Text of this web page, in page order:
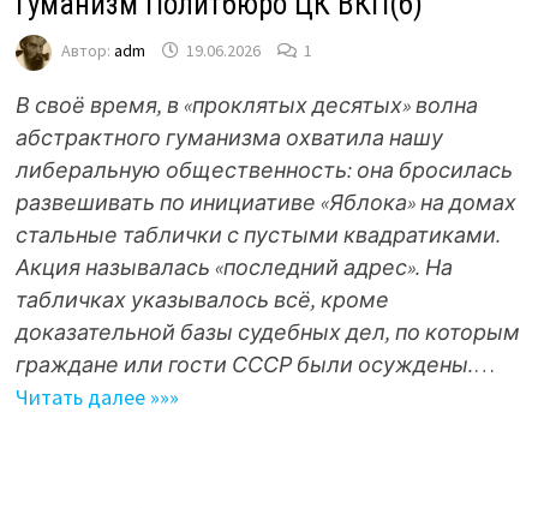
Автор: adm 19.06.2026 1
В своё время, в «проклятых десятых» волна
абстрактного гуманизма охватила нашу
либеральную общественность: она бросилась
развешивать по инициативе «Яблока» на домах
стальные таблички с пустыми квадратиками.
Акция называлась «последний адрес». На
табличках указывалось всё, кроме
доказательной базы судебных дел, по которым
граждане или гости СССР были осуждены.…
Читать далее »»»